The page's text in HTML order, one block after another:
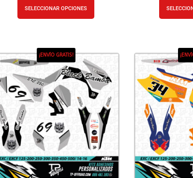
SELECCIONAR OPCIONES
¡ENVÍO GRATIS!